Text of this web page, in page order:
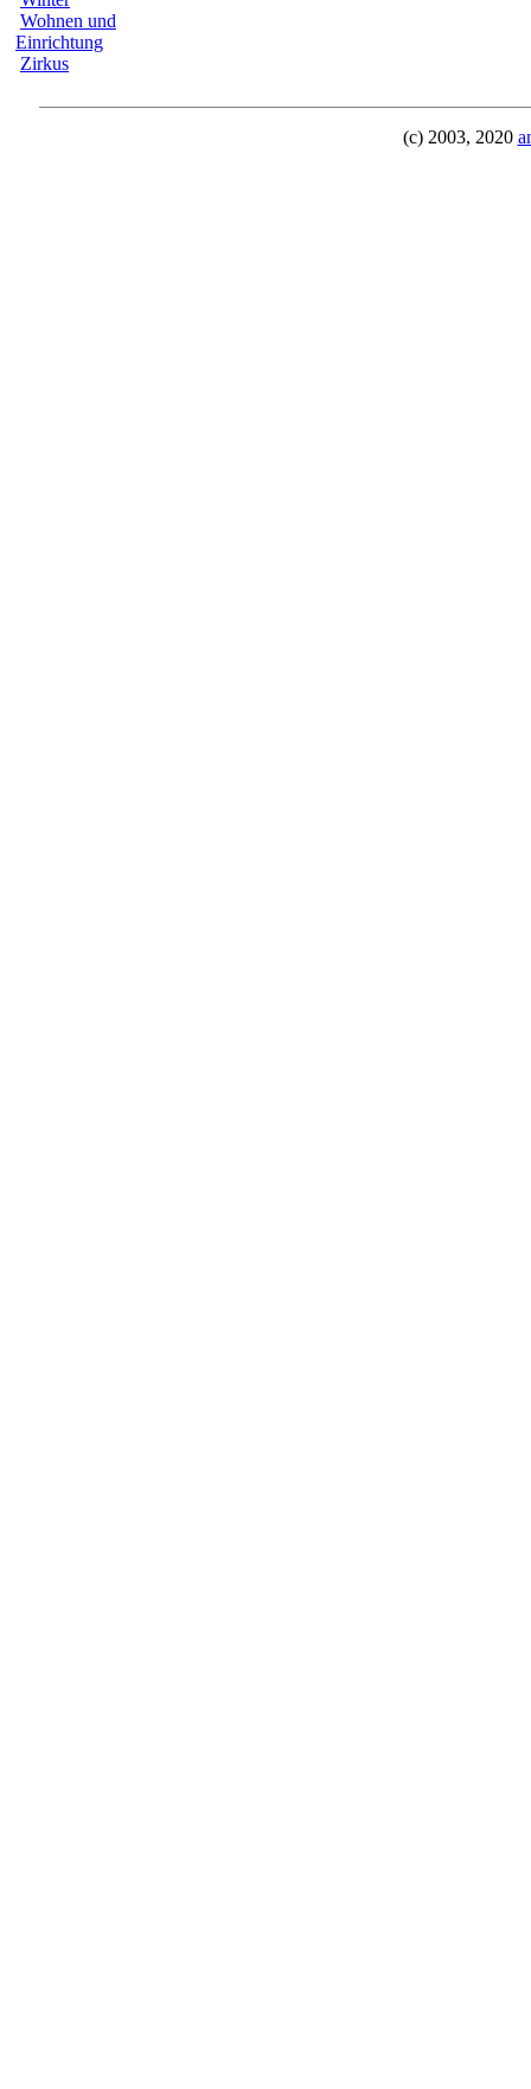
Wohnen und
Einrichtung
Zirkus
(c) 2003, 2020